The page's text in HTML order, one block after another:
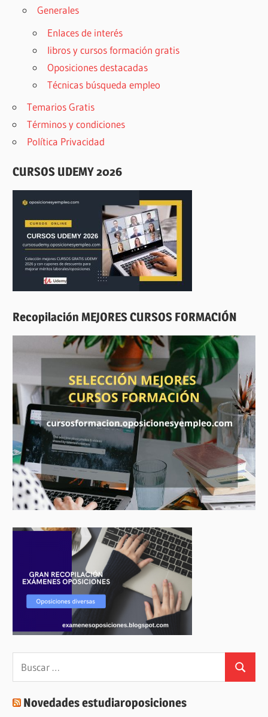
Generales
Enlaces de interés
libros y cursos formación gratis
Oposiciones destacadas
Técnicas búsqueda empleo
Temarios Gratis
Términos y condiciones
Política Privacidad
CURSOS UDEMY 2026
Recopilación MEJORES CURSOS FORMACIÓN
Buscar:
Buscar
Novedades estudiaroposiciones